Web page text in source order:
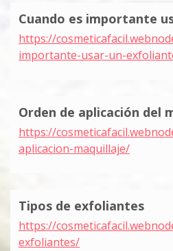
Cuando es importante
https://
importante-usar-un-
Orden de aplicación del
https://
aplicacion-maquillaje/
Tipos de exfoliantes
https://
exfoliantes/